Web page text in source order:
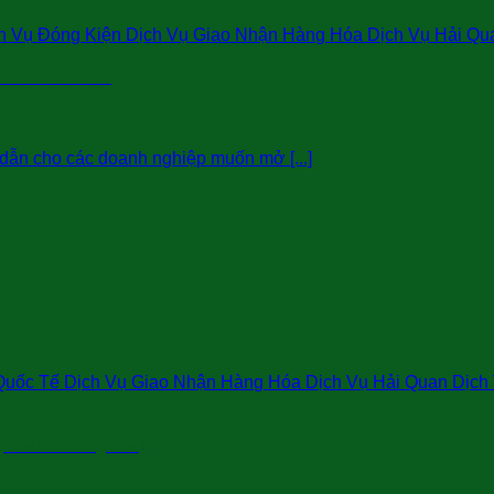
Vụ Đóng Kiện Dịch Vụ Giao Nhận Hàng Hóa Dịch Vụ Hải
TỪ A ĐẾN Z
cho các doanh nghiệp muốn mở [...]
Tế Dịch Vụ Giao Nhận Hàng Hóa Dịch Vụ Hải Quan